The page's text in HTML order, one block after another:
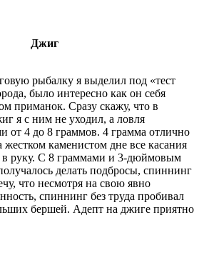
Джиг
рыбалку я выделил под «тест
было интересно как он себя
приманок. Сразу скажу, что в
я с ним не уходил, а ловля
от 4 до 8 граммов. 4 грамма отлично
каменистом дне все касания
в руку. С 8 граммами и 3-дюймовым
делать подбросы, спиннинг
что несмотря на свою явно
спиннинг без труда пробивал
бершей. Адепт на джиге приятно